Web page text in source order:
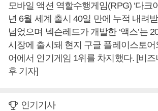
모바일 액션 역할수행게임(RPG) ‘다크
년 6월 세계 출시 40일 만에 누적 내려
넘었으며 넥슨레드가 개발한 ‘액스’는
시장에 출시돼 현지 구글 플레이스토
어에서 인기게임 1위를 차지했다. [비
후 기자]
인기기사